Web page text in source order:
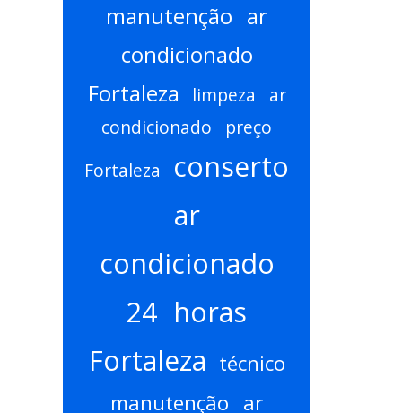
manutenção ar
condicionado
Fortaleza
limpeza ar
condicionado preço
Fortaleza
conserto
ar
condicionado
24 horas
Fortaleza técnico
manutenção ar